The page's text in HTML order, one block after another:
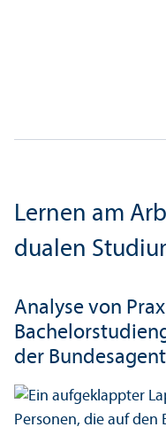
Lernen am
dualen
Analyse von
der